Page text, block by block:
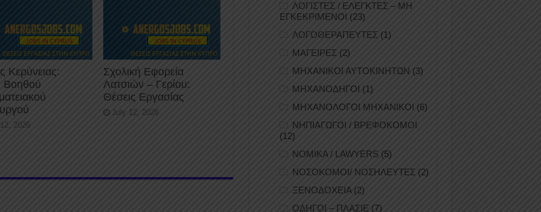
Κερύνειας:
Βοηθού
2026
Σχολική Εφορεία
Λατσιών – Γερίου:
Θέσεις Εργασίας
July 12, 2026
ΛΟΓΙΣΤΕΣ / ΕΛΕΓΚΤΕΣ – ΜΗ
ΕΓΚΕΚΡΙΜΕΝΟΙ (23)
ΛΟΓΟΘΕΡΑΠΕΥΤΕΣ (1)
ΜΑΓΕΙΡΕΣ (2)
ΜΗΧΑΝΙΚΟΙ ΑΥΤΟΚΙΝΗΤΩΝ (3)
ΜΗΧΑΝΟΔΗΓΟΙ (1)
ΜΗΧΑΝΟΛΟΓΟΙ ΜΗΧΑΝΙΚΟΙ (6)
ΝΗΠΙΑΓΩΓΟΙ / ΒΡΕΦΟΚΟΜΟΙ
(12)
ΝΟΜΙΚΑ / LAWYERS (5)
ΝΟΣΟΚΟΜΟΙ/ ΝΟΣΗΛΕΥΤΕΣ (2)
ΞΕΝΟΔΟΧΕΙΑ(2)
ΟΔΗΓΟΙ – ΠΛΑΣΙΕ (7)